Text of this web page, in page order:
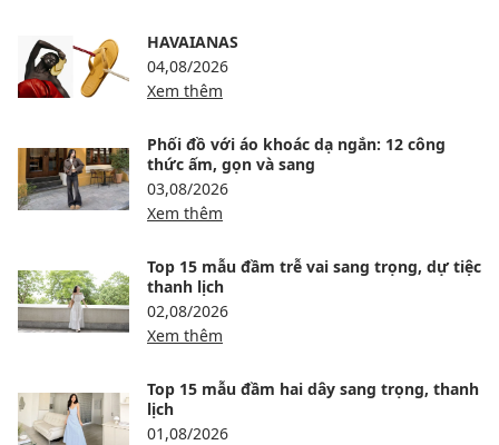
HAVAIANAS
04,08/2026
Xem thêm
Phối đồ với áo khoác dạ ngắn: 12 công
thức ấm, gọn và sang
03,08/2026
Xem thêm
Top 15 mẫu đầm trễ vai sang trọng, dự tiệc
thanh lịch
02,08/2026
Xem thêm
Top 15 mẫu đầm hai dây sang trọng, thanh
lịch
01,08/2026